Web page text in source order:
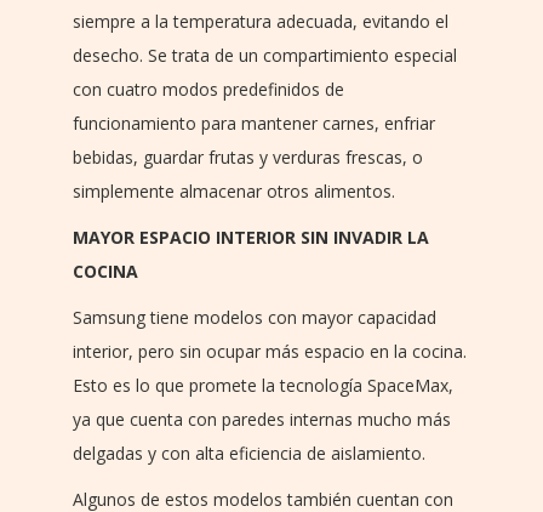
siempre a la temperatura adecuada, evitando el
desecho. Se trata de un compartimiento especial
con cuatro modos predefinidos de
funcionamiento para mantener carnes, enfriar
bebidas, guardar frutas y verduras frescas, o
simplemente almacenar otros alimentos.
MAYOR ESPACIO INTERIOR SIN INVADIR LA
COCINA
Samsung tiene modelos con mayor capacidad
interior, pero sin ocupar más espacio en la cocina.
Esto es lo que promete la tecnología SpaceMax,
ya que cuenta con paredes internas mucho más
delgadas y con alta eficiencia de aislamiento.
Algunos de estos modelos también cuentan con